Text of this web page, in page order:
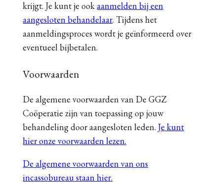
krijgt. Je kunt je ookaanmelden bij een
aangesloten behandelaar. Tijdens het
aanmeldingsproces wordt je geïnformeerd over
eventueel bijbetalen.
Voorwaarden
De algemene voorwaarden van De GGZ
Coöperatie zijn van toepassing op jouw
behandeling door aangesloten leden. Je kunt
hier onze voorwaarden lezen.
De algemene voorwaarden van ons
incassobureau staan hier.